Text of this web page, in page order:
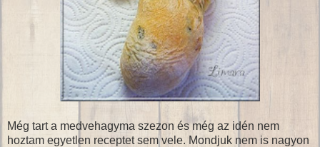
Még tart a medvehagyma szezon és még az idén nem
hoztam egyetlen receptet sem vele. Mondjuk nem is nagyon